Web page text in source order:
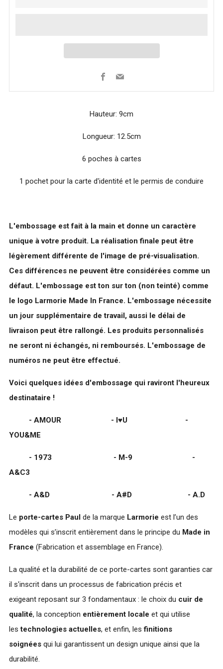
Facebook
Email
Hauteur: 9cm
Longueur: 12.5cm
6 poches à cartes
1 pochet pour la carte d'identité et le permis de conduire
L'embossage est fait à la main et donne un caractère
unique à votre produit. La réalisation finale peut être
légèrement différente de l'image de pré-visualisation.
Ces différences ne peuvent être considérées comme un
défaut. L'embossage est ton sur ton (non teinté) comme
le logo Larmorie Made In France. L'embossage nécessite
un jour supplémentaire de travail, aussi le délai de
livraison peut être rallongé. Les produits personnalisés
ne seront ni échangés, ni remboursés. L'embossage de
numéros ne peut être effectué.
Voici quelques idées d'embossage qui raviront l'heureux
destinataire !
- AMOUR - I♥️U -
YOU&ME
- 1973 - M-9 -
A&C3
- A&D - A#D - A.D
Le porte-cartes Paul de la marque Larmorie est l’un des
modèles qui s’inscrit entièrement dans le principe du Made in
France (Fabrication et assemblage en France).
La qualité et la durabilité de ce porte-cartes sont garanties car
il s'inscrit dans un processus de fabrication précis et
exigeant reposant sur 3 fondamentaux : le choix du cuir de
qualité, la conception entièrement locale et qui utilise
lestechnologies actuelles, et enfin, lesfinitions
soignées qui lui garantissent un design unique ainsi que la
durabilité.